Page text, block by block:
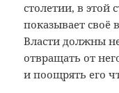
столетии, в этой
показывает своё
Власти должны
отвращать от
и поощрять его